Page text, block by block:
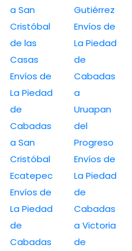
a San
Cristóbal
de las
Casas
Envíos de
La Piedad
de
Cabadas
a San
Cristóbal
Ecatepec
Envíos de
La Piedad
de
Cabadas
Gutiérrez
Envíos de
La Piedad
de
Cabadas
a
Uruapan
del
Progreso
Envíos de
La Piedad
de
Cabadas
a Victoria
de